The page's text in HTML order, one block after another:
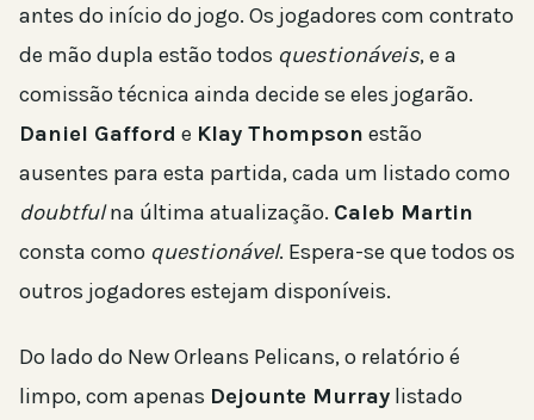
antes do início do jogo. Os jogadores com contrato
de mão dupla estão todos questionáveis, e a
comissão técnica ainda decide se eles jogarão.
Daniel Gafford e Klay Thompson estão
ausentes para esta partida, cada um listado como
doubtfulna última atualização. Caleb Martin
consta como questionável. Espera-se que todos os
outros jogadores estejam disponíveis.
Do lado do New Orleans Pelicans, o relatório é
limpo, com apenas Dejounte Murray listado